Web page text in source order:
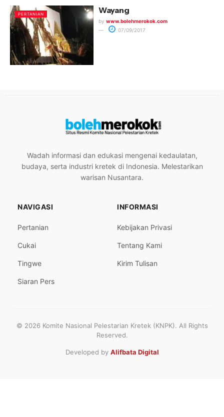
PERTANIAN Wayang
by www.bolehmerokok.com
07/09/2017
Wadah informasi dan edukasi mengenai kedaulatan,
budaya, serta industri kretek di Indonesia. Melestarikan
warisan Nusantara.
NAVIGASI
Pertanian
Cukai
Tingwe
Siaran Pers
INFORMASI
Kebijakan Privasi
Tentang Kami
Kirim Tulisan
© 2026 Komite Nasional Pelestarian Kretek (KNPK). All Rights
Reserved.
Developed by Alifbata Digital